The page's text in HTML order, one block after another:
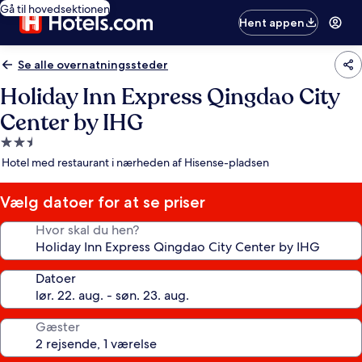
Gå til hovedsektionen
Hent appen
Se alle overnatningssteder
Holiday Inn Express Qingdao City
Center by IHG
2.5-
stjernet
Hotel med restaurant i nærheden af Hisense-pladsen
Vælg datoer for at se priser
Hvor skal du hen?
Datoer
Gæster